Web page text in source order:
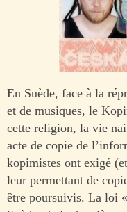
En Suède, face à la
et de musiques, le
cette religion, la vie
acte de copie de
kopimistes ont exigé
leur permettant de
être poursuivis. La loi